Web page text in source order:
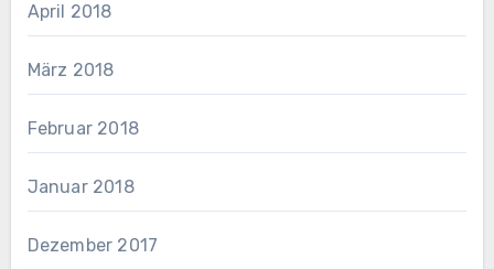
April 2018
März 2018
Februar 2018
Januar 2018
Dezember 2017